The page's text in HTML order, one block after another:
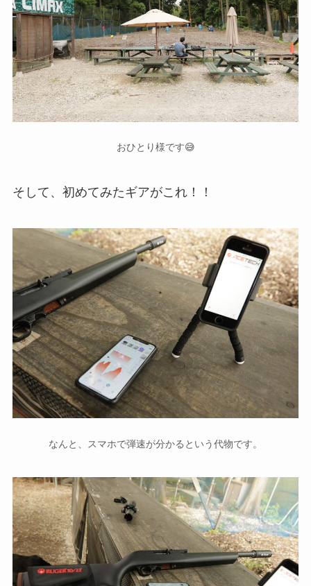
おひとり様です😅
そして、初めてみたギアがこれ！！
なんと、スマホで弾速が分かるという代物です。